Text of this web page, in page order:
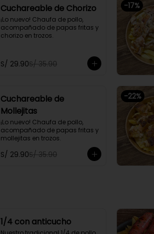
Cuchareable de Chorizo
¡Lo nuevo! Chaufa de pollo,
acompañado de papas fritas y
chorizo en trozos.
S/ 29.90S/ 35.90
-17%
Cuchareable de
Mollejitas
¡Lo nuevo! Chaufa de pollo,
acompañado de papas fritas y
mollejitas en trozos.
S/ 29.90S/ 35.90
-22%
1/4 con anticucho